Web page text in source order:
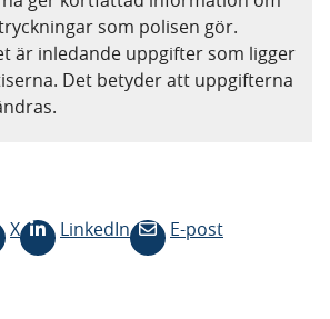
som polisen gör.
är inledande uppgifter som ligger
Det betyder att uppgifterna
X LinkedIn E-post